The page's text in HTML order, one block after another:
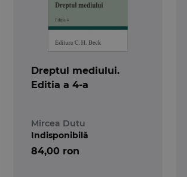
Dreptul mediului.
Editia a 4-a
Mircea Dutu
84,00 ron
Indisponibilă